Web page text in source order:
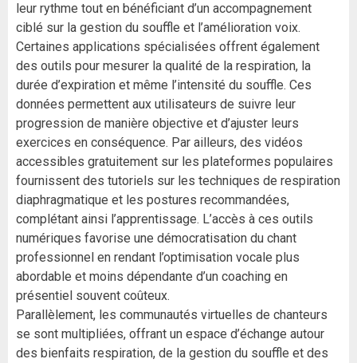
leur rythme tout en bénéficiant d’un accompagnement
ciblé sur la gestion du souffle et l’amélioration voix.
Certaines applications spécialisées offrent également
des outils pour mesurer la qualité de la respiration, la
durée d’expiration et même l’intensité du souffle. Ces
données permettent aux utilisateurs de suivre leur
progression de manière objective et d’ajuster leurs
exercices en conséquence. Par ailleurs, des vidéos
accessibles gratuitement sur les plateformes populaires
fournissent des tutoriels sur les techniques de respiration
diaphragmatique et les postures recommandées,
complétant ainsi l’apprentissage. L’accès à ces outils
numériques favorise une démocratisation du chant
professionnel en rendant l’optimisation vocale plus
abordable et moins dépendante d’un coaching en
présentiel souvent coûteux.
Parallèlement, les communautés virtuelles de chanteurs
se sont multipliées, offrant un espace d’échange autour
des bienfaits respiration, de la gestion du souffle et des